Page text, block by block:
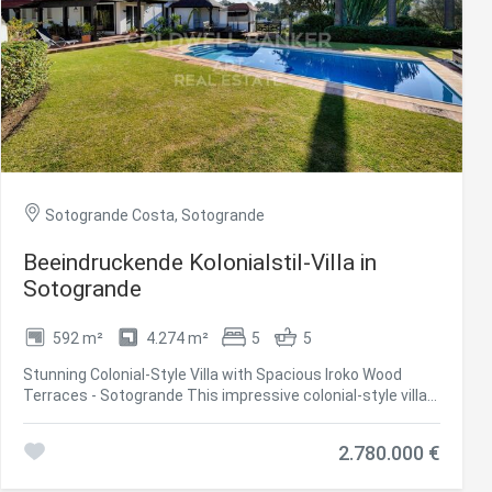
Sotogrande Costa, Sotogrande
Beeindruckende Kolonialstil-Villa in
Sotogrande
592 m² 4.274 m² 5 5
Stunning Colonial-Style Villa with Spacious Iroko Wood
Terraces - Sotogrande This impressive colonial-style villa
with a good book or a meal with family and friends. The
2.780.000 €
aktiv
Der